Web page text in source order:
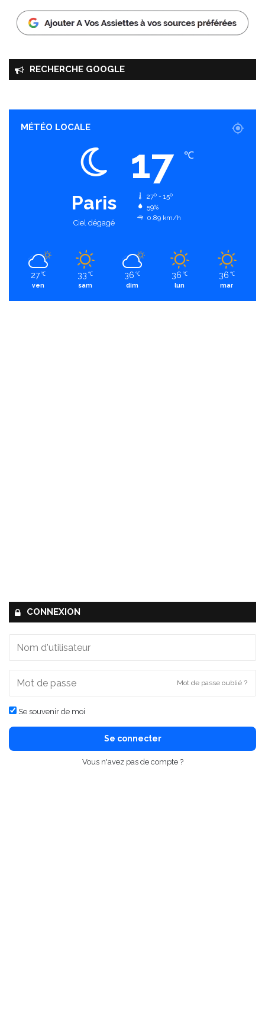
RECHERCHE GOOGLE
MÉTÉO LOCALE
Paris
Ciel dégagé
17 ℃
27º - 15º
59%
0.89 km/h
27 ℃
ven
33 ℃
sam
36 ℃
dim
36 ℃
lun
36 ℃
mar
CONNEXION
Mot de passe oublié ?
Se souvenir de moi
Se connecter
Vous n'avez pas de compte ?